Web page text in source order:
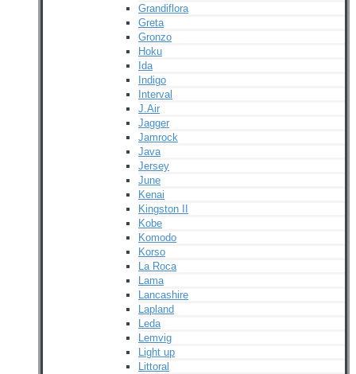
Grandiflora
Greta
Gronzo
Hoku
Ida
Indigo
Interval
J.Air
Jagger
Jamrock
Java
Jersey
June
Kenai
Kingston II
Kobe
Komodo
Korso
La Roca
Lama
Lancashire
Lapland
Leda
Lemvig
Light up
Littoral